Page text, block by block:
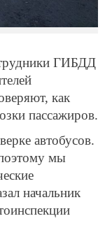
ГИБДД
как
пассажиров.
автобусов.
мы
начальник